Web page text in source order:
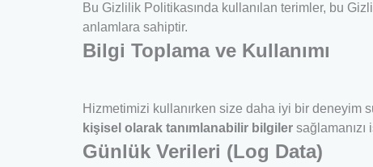
Bu Gizlilik Politikasında kullanılan terimler, bu
anlamlara sahiptir.
Bilgi Toplama ve Kullanımı
Hizmetimizi kullanırken size daha iyi bir deneyim
kişisel olarak tanımlanabilir bilgiler sağlamanızı
Günlük Verileri (Log Data)